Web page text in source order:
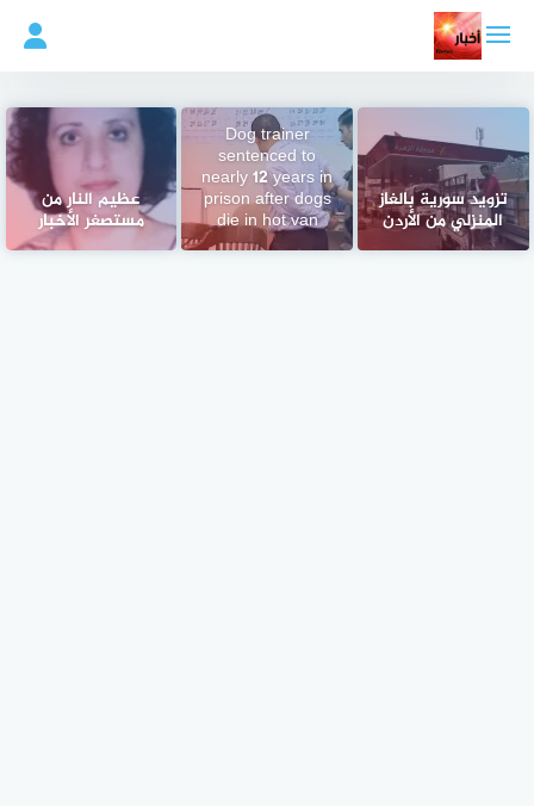
المحتوى
تزويد سورية بالغاز
المنزلي من الأردن
Dog trainer
sentenced to
nearly 12 years in
prison after dogs
die in hot van
عظيم النار من
مستصغر الأخبار